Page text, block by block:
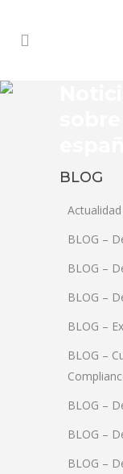
BLOG
Actualidad
BLOG –
BLOG –
BLOG –
BLOG –
BLOG –
BLOG –
BLOG –
BLOG –